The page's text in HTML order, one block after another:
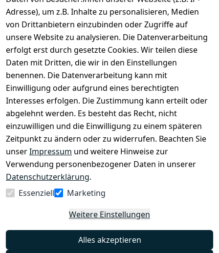
Adresse), um z.B. Inhalte zu personalisieren, Medien
von Drittanbietern einzubinden oder Zugriffe auf
unsere Website zu analysieren. Die Datenverarbeitung
erfolgt erst durch gesetzte Cookies. Wir teilen diese
Daten mit Dritten, die wir in den Einstellungen
benennen. Die Datenverarbeitung kann mit
Einwilligung oder aufgrund eines berechtigten
Interesses erfolgen. Die Zustimmung kann erteilt oder
abgelehnt werden. Es besteht das Recht, nicht
einzuwilligen und die Einwilligung zu einem späteren
Zeitpunkt zu ändern oder zu widerrufen. Beachten Sie
unserImpressum und weitere Hinweise zur
Verwendung personenbezogener Daten in unserer
Datenschutzerklärung.
Essenziell
Marketing
Weitere Einstellungen
Alles akzeptieren
Legal
Datenschutze
rklärung
Barrierefreihe
itserklärung
Widerrufsrec
ht
Services
Registrieren